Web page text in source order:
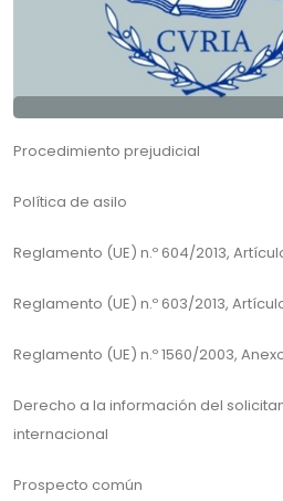
Procedimiento prejudicial
Política de asilo
Reglamento (UE) n.º 604/2013,
Reglamento (UE) n.º 603/2013,
Reglamento (UE) n.º 1560/2003,
Derecho a la información del
internacional
Prospecto común